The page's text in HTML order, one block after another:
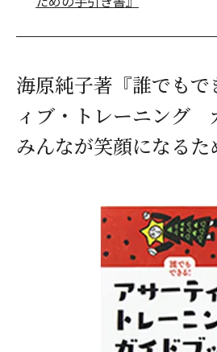
海原純子著『誰でも
ィブ・トレーニング
みんなが笑顔になるた